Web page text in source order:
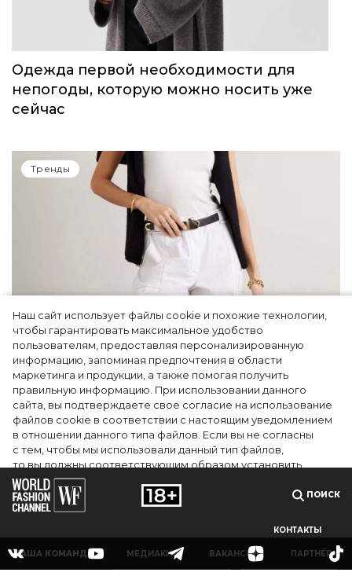
Наш сайт использует файлы cookie и похожие технологии,
чтобы гарантировать максимальное удобство
пользователям, предоставляя персонализированную
информацию, запоминая предпочтения в области
маркетинга и продукции, а также помогая получить
правильную информацию. При использовании данного
сайта, вы подтверждаете свое согласие на использование
файлов cookie в соответствии с настоящим уведомлением
в отношении данного типа файлов. Если вы не согласны
с тем, чтобы мы использовали данный тип файлов,
то вы должны соответствующим образом установить
настройки вашего браузера или не использовать сайт wfc.tv
СОГЛАСЕН
Одежда первой необходимости для
непогоды, которую можно носить уже
сейчас
Тренды
5 фасонов брюк, которые повсюду этим
летом
ПОИСК
КОНТАКТЫ
НАША КОМАНДА МЕДИАКИТ ВАКАНСИИ ПАРТНЁРЫ